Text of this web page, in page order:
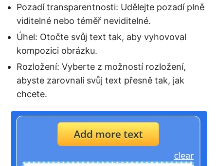
Pozadí transparentnosti: Udělejte pozadí plně
viditelné nebo téměř neviditelné.
Úhel: Otočte svůj text tak, aby vyhovoval
kompozici obrázku.
Rozložení: Vyberte z možností rozložení,
abyste zarovnali svůj text přesně tak, jak
chcete.